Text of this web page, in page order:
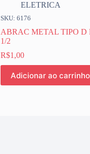
ELETRICA
SKU: 6176
ABRAC METAL TIPO D
1/2
R$1,00
Adicionar ao carrinho